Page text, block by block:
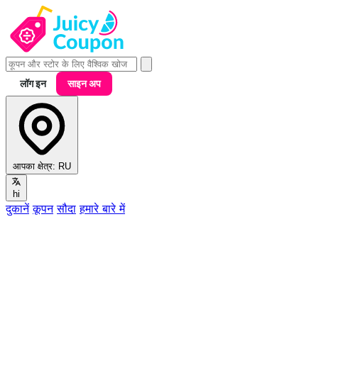
लॉग इन साइन अप
आपका क्षेत्र: RU
hi
दुकानें कूपन सौदा हमारे बारे में